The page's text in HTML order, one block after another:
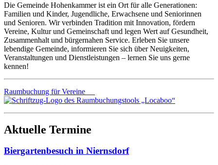
Die Gemeinde Hohenkammer ist ein Ort für alle Generationen:
Familien und Kinder, Jugendliche, Erwachsene und Seniorinnen
und Senioren. Wir verbinden Tradition mit Innovation, fördern
Vereine, Kultur und Gemeinschaft und legen Wert auf Gesundheit,
Zusammenhalt und bürgernahen Service. Erleben Sie unsere
lebendige Gemeinde, informieren Sie sich über Neuigkeiten,
Veranstaltungen und Dienstleistungen – lernen Sie uns gerne
kennen!
Raumbuchung für Vereine
Aktuelle Termine
Biergartenbesuch in Niernsdorf